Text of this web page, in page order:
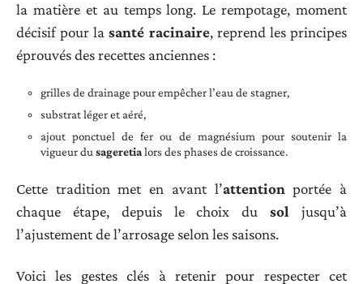
la matière et au temps long. Le rempotage, moment
décisif pour lasanté racinaire, reprend les principes
éprouvés des recettes anciennes :
grilles de drainage pour empêcher l’eau de stagner,
substrat léger et aéré,
ajout ponctuel de fer ou de magnésium pour soutenir la
vigueur du sageretialors des phases de croissance.
Cette tradition met en avant l’attentionportée à
chaque étape, depuis le choix dusol jusqu’à
l’ajustement de l’arrosage selon les saisons.
Voici les gestes clés à retenir pour respecter cet